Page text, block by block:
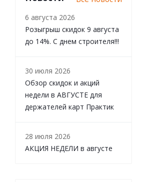
6 августа 2026
Розыгрыш скидок 9 августа
до 14%. С днем строителя!!!
30 июля 2026
Обзор скидок и акций
недели в АВГУСТЕ для
держателей карт Практик
28 июля 2026
АКЦИЯ НЕДЕЛИ в августе